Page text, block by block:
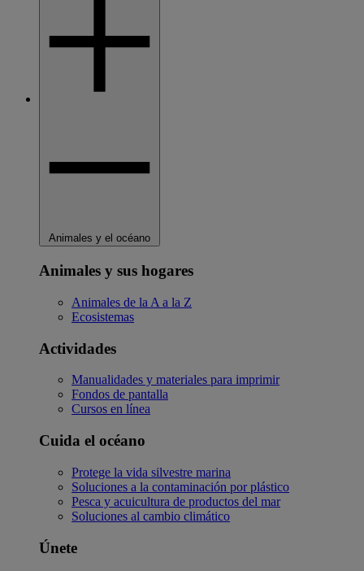
Animales y el océano
Animales y sus hogares
Animales de la A a la Z
Ecosistemas
Actividades
Manualidades y materiales para imprimir
Fondos de pantalla
Cursos en línea
Cuida el océano
Protege la vida silvestre marina
Soluciones a la contaminación por plástico
Pesca y acuicultura de productos del mar
Soluciones al cambio climático
Únete